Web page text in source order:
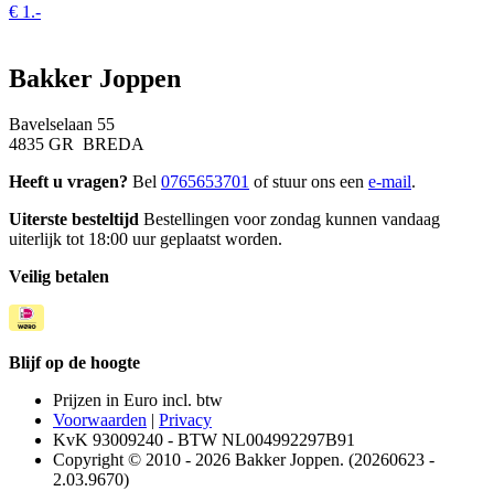
€ 1.-
Bakker Joppen
Bavelselaan 55
4835 GR BREDA
Heeft u vragen? Bel 0765653701 of stuur ons een e-mail.
Uiterste besteltijd Bestellingen voor zondag kunnen vandaag
uiterlijk tot 18:00 uur geplaatst worden.
Veilig betalen
Blijf op de hoogte
Prijzen in Euro incl. btw
Voorwaarden | Privacy
KvK 93009240 - BTW NL004992297B91
Copyright © 2010 - 2026 Bakker Joppen. (20260623 -
2.03.9670)